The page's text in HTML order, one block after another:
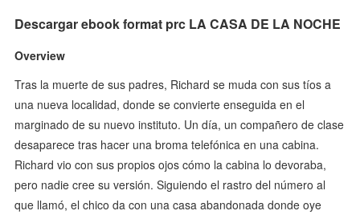
Descargar ebook format prc LA CASA DE LA NOCHE
Overview
Tras la muerte de sus padres, Richard se muda con sus tíos a
una nueva localidad, donde se convierte enseguida en el
marginado de su nuevo instituto. Un día, un compañero de clase
desaparece tras hacer una broma telefónica en una cabina.
Richard vio con sus propios ojos cómo la cabina lo devoraba,
pero nadie cree su versión. Siguiendo el rastro del número al
que llamó, el chico da con una casa abandonada donde oye